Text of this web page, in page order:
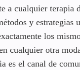
a cualquier terapia
y estrategias
los
cualquier otra
es el canal de